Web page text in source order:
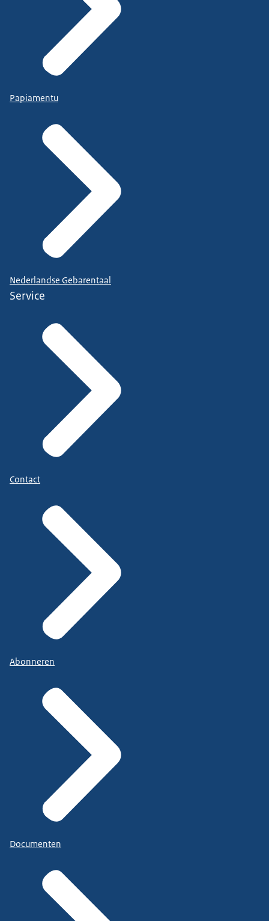
Papiamentu
Nederlandse Gebarentaal
Service
Contact
Abonneren
Documenten